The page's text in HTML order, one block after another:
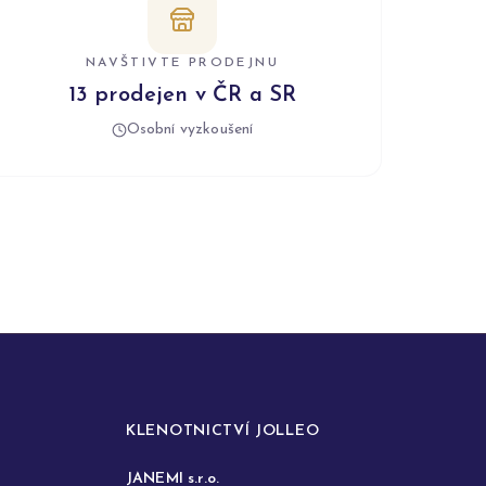
NAVŠTIVTE PRODEJNU
13 prodejen v ČR a SR
Osobní vyzkoušení
KLENOTNICTVÍ JOLLEO
JANEMI s.r.o.